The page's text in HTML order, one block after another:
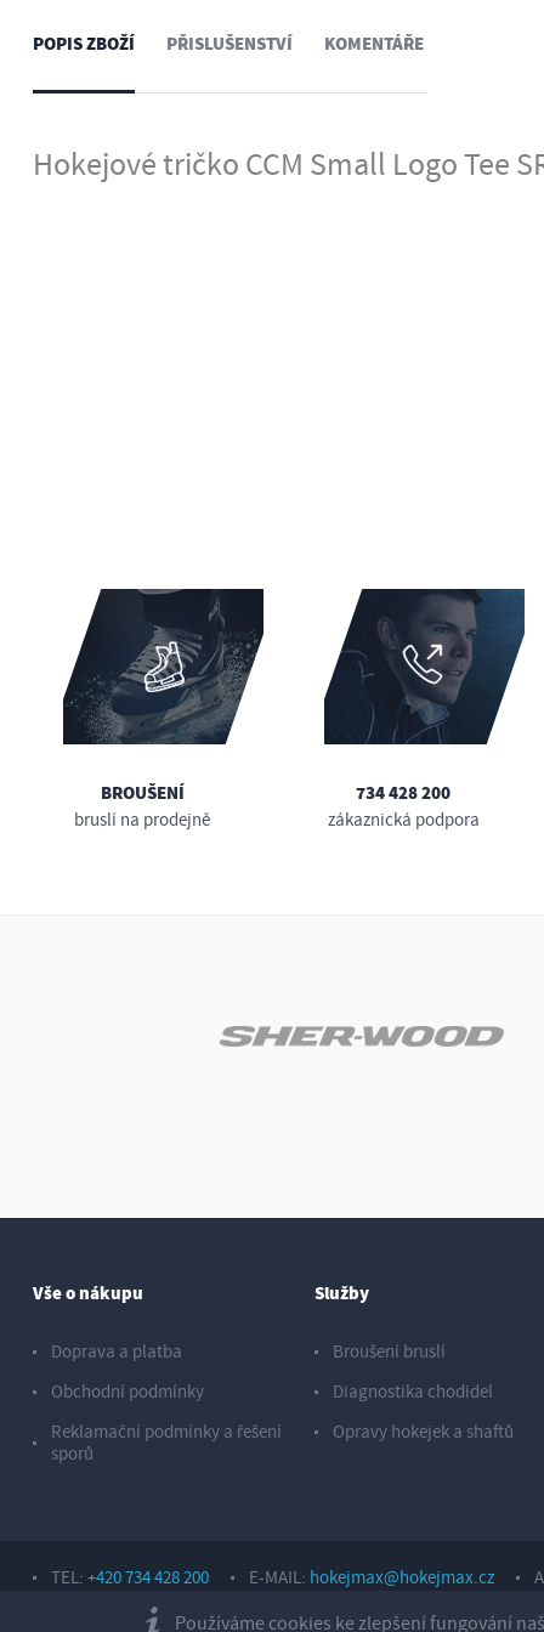
POPIS ZBOŽÍ
Hokejové tričko CCM Small Logo Tee
PŘISLUŠENSTVÍ KOMENTÁŘE
BROUŠENÍ
bruslí na prodejně
734 428 200
zákaznická podpora
Vše o nákupu
Doprava a platba
Obchodní podmínky
Reklamační podmínky a řešení
sporů
Služby
Broušení bruslí
Diagnostika chodidel
Opravy hokejek a shaftů
TEL: +420 734 428 200 E-MAIL: hokejmax@hokejmax.cz
Copyright © 2026, Sport Hotárek s. r. o.
Používáme cookies ke zlepšení fungování